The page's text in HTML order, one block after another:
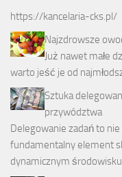
https://kancelaria-cks.pl/
Najzdrowsze
Już nawet małe
warto jeść je od
Sztuka
przywództwa
Delegowanie zadań to
fundamentalny element
dynamicznym